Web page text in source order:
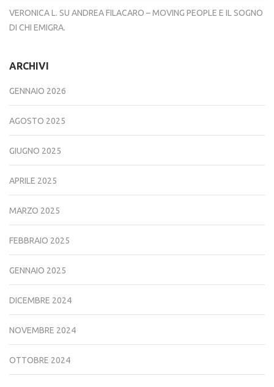
VERONICA L. SU ANDREA FILACARO – MOVING PEOPLE E IL SOGNO
DI CHI EMIGRA.
ARCHIVI
GENNAIO 2026
AGOSTO 2025
GIUGNO 2025
APRILE 2025
MARZO 2025
FEBBRAIO 2025
GENNAIO 2025
DICEMBRE 2024
NOVEMBRE 2024
OTTOBRE 2024